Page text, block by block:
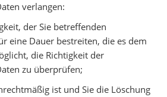
verlangen:
der Sie betreffenden
eine Dauer bestreiten, die es dem
die Richtigkeit der
zu überprüfen;
ist und Sie die Löschung